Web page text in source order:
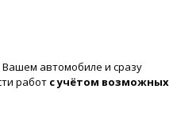
автомобиле и сразу
работ с учётом возможных